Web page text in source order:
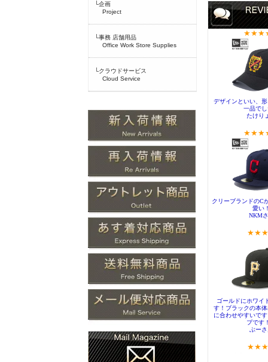
└企画
Project
└事務 店舗用品
Office Work Store Supplies
└クラウドサービス
Cloud Service